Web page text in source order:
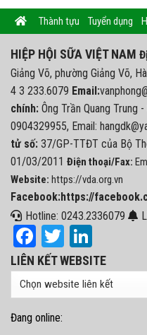
Thành tựu Tuyển dụng
HIỆP HỘI SỮA VIỆT NAM
Giảng Võ, phường Giảng Võ,
4 3 233.6079 Email:
chính: Ông Trần Quang Trung
0904329955, Email:
tử số: 37/GP-TTĐT của Bộ
01/03/2011 Điện thoại/Fax:
Website: https://vda.org.vn
Facebook:https://
Hotline: 0243.2336079
Facebook
Twitter
LIÊN KẾT WEBSITE
Đang online: